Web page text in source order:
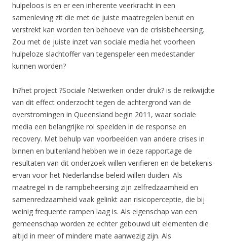
hulpeloos is en er een inherente veerkracht in een
samenleving zit die met de juiste maatregelen benut en
verstrekt kan worden ten behoeve van de crisisbeheersing.
Zou met de juiste inzet van sociale media het voorheen
hulpeloze slachtoffer van tegenspeler een medestander
kunnen worden?
In?het project ?Sociale Netwerken onder druk? is de reikwijdte
van dit effect onderzocht tegen de achtergrond van de
overstromingen in Queensland begin 2011, waar sociale
media een belangrijke rol speelden in de response en
recovery. Met behulp van voorbeelden van andere crises in
binnen en buitenland hebben we in deze rapportage de
resultaten van dit onderzoek willen verifieren en de betekenis
ervan voor het Nederlandse beleid willen duiden. Als
maatregel in de rampbeheersing zijn zelfredzaamheid en
samenredzaamheid vaak gelinkt aan risicoperceptie, die bij
weinig frequente rampen laag is. Als eigenschap van een
gemeenschap worden ze echter gebouwd uit elementen die
altijd in meer of mindere mate aanwezig zijn. Als